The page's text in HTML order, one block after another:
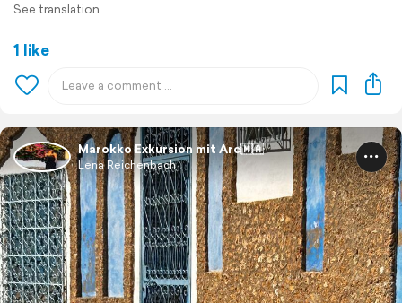
See translation
1 like
Marokko Exkursion mit Arc🇲🇦
Lena Reichenbach